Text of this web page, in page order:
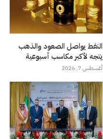
النفط يواصل الصعود والذهب
يتجه لأكبر مكاسب أسبوعية
أغسطس 7, 2026